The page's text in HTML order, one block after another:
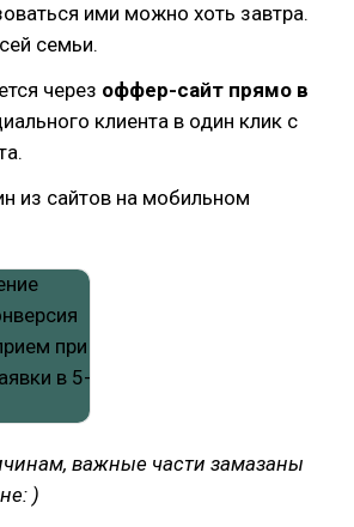
ими можно хоть завтра.
семьи.
через оффер-сайт прямо в
клиента в один клик с
из сайтов на мобильном
важные части замазаны
)